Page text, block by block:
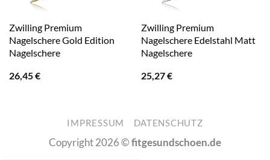
Zwilling Premium
Nagelschere Gold Edition
Nagelschere
26,45€
Zwilling Premium
Nagelschere Edelstahl Matt
Nagelschere
25,27€
IMPRESSUM DATENSCHUTZ
Copyright 2026 ©fitgesundschoen.de